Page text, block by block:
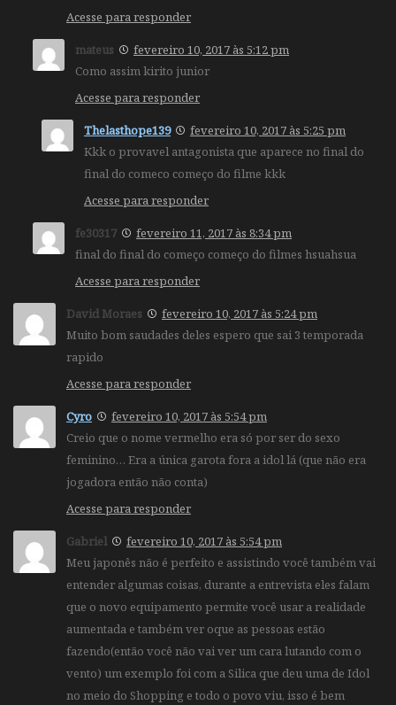
Acesse para responder
mateus
fevereiro 10, 2017 às 5:12 pm
Como assim kirito junior
Acesse para responder
Thelasthope139
fevereiro 10, 2017 às 5:25 pm
Kkk o provavel antagonista que aparece no final do
final do comeco começo do filme kkk
Acesse para responder
fe30317
fevereiro 11, 2017 às 8:34 pm
final do final do começo começo do filmes hsuahsua
Acesse para responder
David Moraes
fevereiro 10, 2017 às 5:24 pm
Muito bom saudades deles espero que sai 3 temporada
rapido
Acesse para responder
Cyro
fevereiro 10, 2017 às 5:54 pm
Creio que o nome vermelho era só por ser do sexo
feminino… Era a única garota fora a idol lá (que não era
jogadora então não conta)
Acesse para responder
Gabriel
fevereiro 10, 2017 às 5:54 pm
Meu japonês não é perfeito e assistindo você também vai
entender algumas coisas, durante a entrevista eles falam
que o novo equipamento permite você usar a realidade
aumentada e também ver oque as pessoas estão
fazendo(então você não vai ver um cara lutando com o
vento) um exemplo foi com a Silica que deu uma de Idol
no meio do Shopping e todo o povo viu, isso é bem